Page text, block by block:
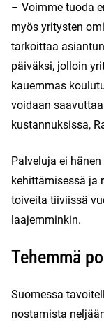
– Voimme tuoda
myös yritysten
tarkoittaa
päiväksi, jolloin
kauemmas
voidaan
kustannuksissa,
Palveluja ei
kehittämisessä ja
toiveita tiiviissä
laajemminkin.
Tehemmä
Suomessa
nostamista